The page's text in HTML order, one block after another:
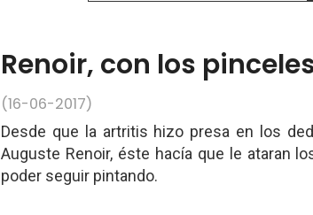
Renoir, con los
(16-06-2017)
Desde que la artritis hizo presa en los
Auguste Renoir, éste hacía que le ataran
poder seguir pintando.